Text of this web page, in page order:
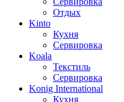
Отдых
Kinto
Кухня
Сервировка
Koala
Текстиль
Сервировка
Konig International
Кухня